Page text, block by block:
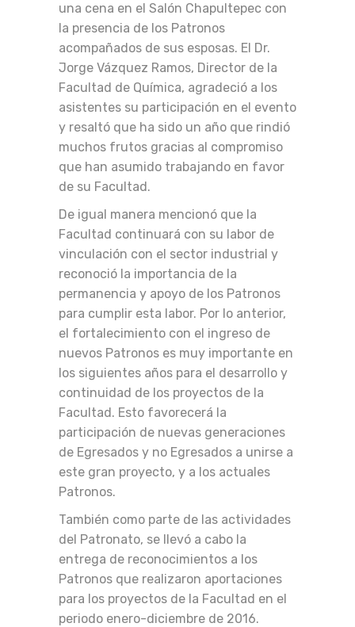
una cena en el Salón Chapultepec con
la presencia de los Patronos
acompañados de sus esposas. El Dr.
Jorge Vázquez Ramos, Director de la
Facultad de Química, agradeció a los
asistentes su participación en el evento
y resaltó que ha sido un año que rindió
muchos frutos gracias al compromiso
que han asumido trabajando en favor
de su Facultad.
De igual manera mencionó que la
Facultad continuará con su labor de
vinculación con el sector industrial y
reconoció la importancia de la
permanencia y apoyo de los Patronos
para cumplir esta labor. Por lo anterior,
el fortalecimiento con el ingreso de
nuevos Patronos es muy importante en
los siguientes años para el desarrollo y
continuidad de los proyectos de la
Facultad. Esto favorecerá la
participación de nuevas generaciones
de Egresados y no Egresados a unirse a
este gran proyecto, y a los actuales
Patronos.
También como parte de las actividades
del Patronato, se llevó a cabo la
entrega de reconocimientos a los
Patronos que realizaron aportaciones
para los proyectos de la Facultad en el
periodo enero-diciembre de 2016.